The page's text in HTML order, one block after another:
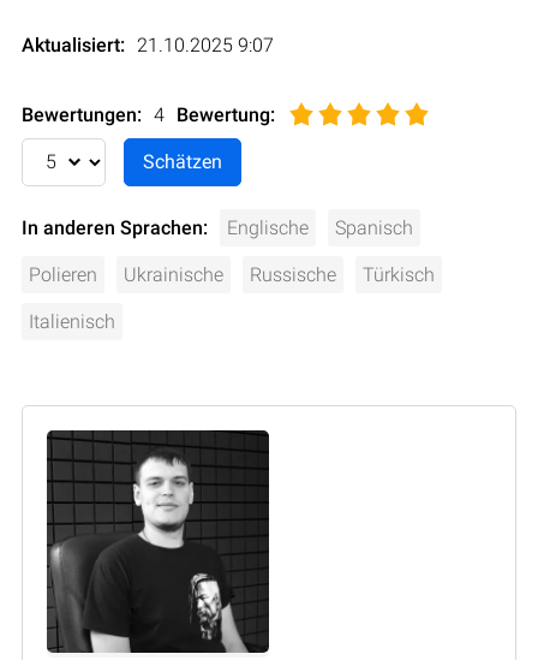
Aktualisiert: 21.10.2025 9:07
Bewertungen: 4 Bewertung:
In anderen Sprachen: Englische Spanisch
Polieren Ukrainische Russische Türkisch
Italienisch